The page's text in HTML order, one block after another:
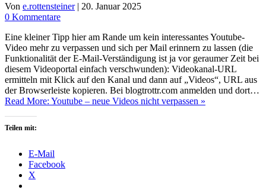
Von e.rottensteiner | 20. Januar 2025
0 Kommentare
Eine kleiner Tipp hier am Rande um kein interessantes Youtube-
Video mehr zu verpassen und sich per Mail erinnern zu lassen (die
Funktionalität der E-Mail-Verständigung ist ja vor geraumer Zeit bei
diesem Videoportal einfach verschwunden): Videokanal-URL
ermitteln mit Klick auf den Kanal und dann auf „Videos“, URL aus
der Browserleiste kopieren. Bei blogtrottr.com anmelden und dort…
Read More: Youtube – neue Videos nicht verpassen »
Teilen mit:
E-Mail
Facebook
X